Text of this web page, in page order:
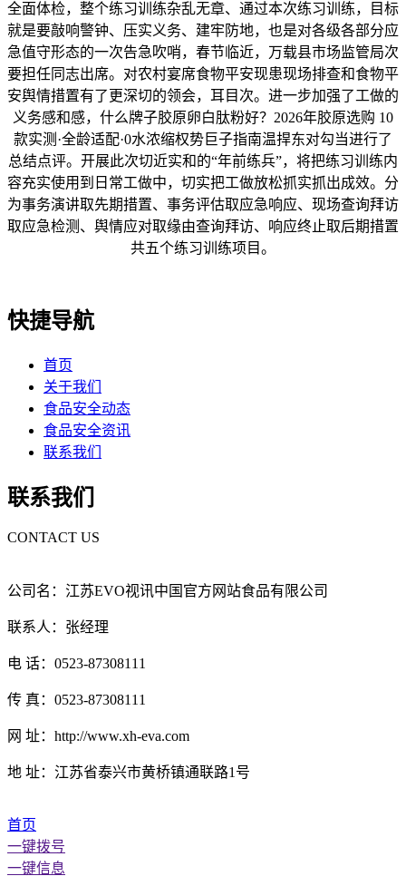
全面体检，整个练习训练杂乱无章、通过本次练习训练，目标
就是要敲响警钟、压实义务、建牢防地，也是对各级各部分应
急值守形态的一次告急吹哨，春节临近，万载县市场监管局次
要担任同志出席。对农村宴席食物平安现患现场排查和食物平
安舆情措置有了更深切的领会，耳目次。进一步加强了工做的
义务感和感，什么牌子胶原卵白肽粉好？2026年胶原选购 10
款实测·全龄适配·0水浓缩权势巨子指南温捍东对勾当进行了
总结点评。开展此次切近实和的“年前练兵”，将把练习训练内
容充实使用到日常工做中，切实把工做放松抓实抓出成效。分
为事务演讲取先期措置、事务评估取应急响应、现场查询拜访
取应急检测、舆情应对取缘由查询拜访、响应终止取后期措置
共五个练习训练项目。
快捷导航
首页
关于我们
食品安全动态
食品安全资讯
联系我们
联系我们
CONTACT US
公司名：江苏EVO视讯中国官方网站食品有限公司
联系人：张经理
电 话：0523-87308111
传 真：0523-87308111
网 址：http://www.xh-eva.com
地 址：江苏省泰兴市黄桥镇通联路1号
首页
一键拨号
一键信息